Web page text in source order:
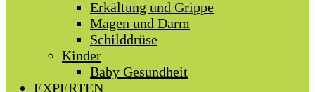
Erkältung und Grippe
Magen und Darm
Schilddrüse
Kinder
Baby Gesundheit
EXPERTEN